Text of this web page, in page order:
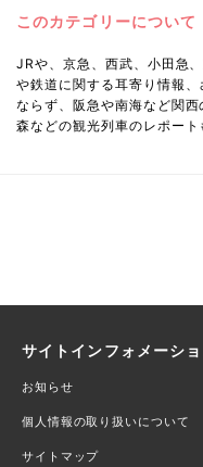
このカテゴリーについて
JRや、京急、西武、小田急
や鉄道に関する耳寄り情報
ならず、阪急や南海など関
森などの観光列車のレポート
サイトインフォメーシ
お知らせ
個人情報の取り扱いについて
サイトマップ